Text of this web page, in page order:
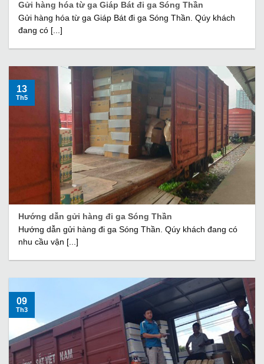
Gửi hàng hóa từ ga Giáp Bát đi ga Sóng Thần
Gửi hàng hóa từ ga Giáp Bát đi ga Sóng Thần. Qúy khách
đang có [...]
Hướng dẫn gửi hàng đi ga Sóng Thần
Hướng dẫn gửi hàng đi ga Sóng Thần. Qúy khách đang có
nhu cầu vận [...]
13
Th5
09
Th3